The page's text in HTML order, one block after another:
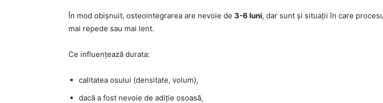
În mod obișnuit, osteointegrarea are nevoie de 3-6 luni, dar sunt și situații în care
mai repede sau mai lent.
Ce influențează durata:
calitatea osului (densitate, volum),
dacă a fost nevoie de adiție osoasă,